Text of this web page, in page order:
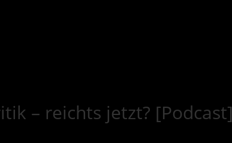
– reichts jetzt? [Podcast]